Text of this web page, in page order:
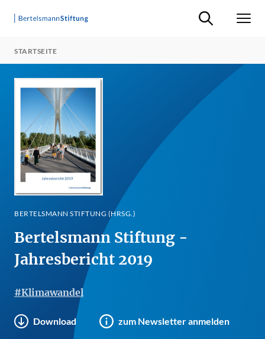
Suche ein-/
STARTSEITE
BERTELSMANN STIFTUNG (HRSG.)
Bertelsmann Stiftung -
Jahresbericht 2019
#Klimawandel
Download zum Newsletter anmelden